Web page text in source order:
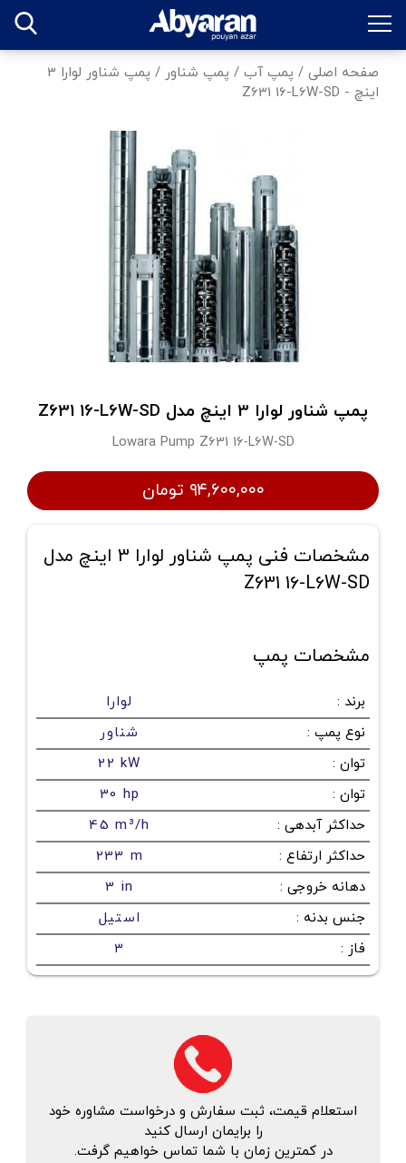
صفحه اصلی / پمپ آب / پمپ شناور /
پمپ شناور لوارا 3
اینچ - Z631 16-L6W-SD
پمپ شناور لوارا 3 اینچ مدل Z631 16-L6W-SD
Lowara Pump Z631 16-L6W-SD
۹۴,۶۰۰,۰۰۰ تومان
مشخصات فنی پمپ شناور لوارا 3 اینچ مدل
Z631 16-L6W-SD
مشخصات پمپ
برند :
لوارا
نوع پمپ :
شناور
توان :
22 kW
توان :
30 hp
حداکثر آبدهی :
45 m³/h
حداکثر ارتفاع :
233 m
دهانه خروجی :
3 in
جنس بدنه :
استیل
فاز :
3
استعلام قیمت، ثبت سفارش و درخواست مشاوره خود
را برایمان ارسال کنید
در کمترین زمان با شما تماس خواهیم گرفت.